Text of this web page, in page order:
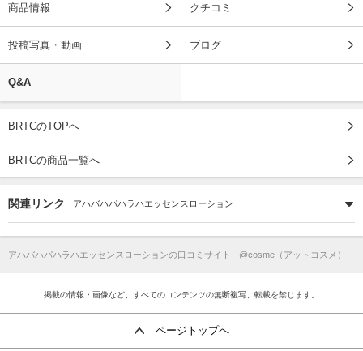
商品情報 クチコミ
投稿写真・動画 ブログ
Q&A
BRTCのTOPへ
BRTCの商品一覧へ
関連リンク アハバハパハラハエッセンスローション
アハバハパハラハエッセンスローションの口コミサイト - @cosme（アットコスメ）
掲載の情報・画像など、すべてのコンテンツの無断複写、転載を禁じます。
ページトップへ